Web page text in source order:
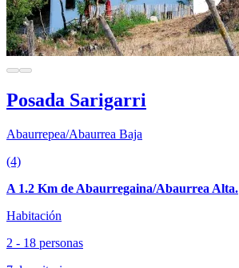
Posada Sarigarri
Abaurrepea/Abaurrea Baja
(4)
A 1.2 Km de Abaurregaina/Abaurrea Alta.
Habitación
2 - 18 personas